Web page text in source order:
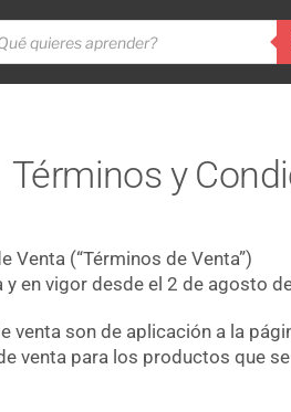
Términos y
Venta (“Términos de Venta”)
en vigor desde el 2 de agosto
venta son de aplicación a la
venta para los productos que